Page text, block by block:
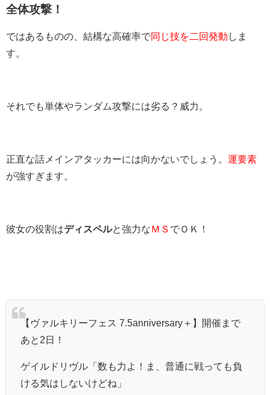
全体攻撃！
ではあるものの、結構な高確率で同じ技を二回発動 しま
す。
それでも単体やランダム攻撃には劣る？威力。
正直な話メインアタッカーには向かないでしょう。 運要素
が強すぎます。
彼女の役割はディスペルと強力なＭＳ でＯＫ！
【ヴァルキリーフェス 7.5anniversary＋】開催まで
あと2日！
ゲイルドリヴル「数も力よ！ま、普通に戦っても負
ける気はしないけどね」